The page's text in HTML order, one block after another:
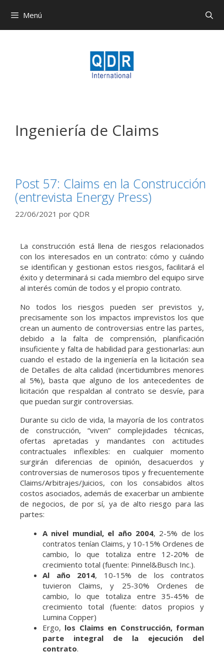
Menú
Ingeniería de Claims
Post 57: Claims en la Construcción
(entrevista Energy Press)
22/06/2021 por QDR
La construcción está llena de riesgos relacionados
con los interesados en un contrato: cómo y cuándo
se identifican y gestionan estos riesgos, facilitará el
éxito y determinará si cada miembro del equipo sirve
al interés común de todos y el propio contrato.
No todos los riesgos pueden ser previstos y,
precisamente son los impactos imprevistos los que
crean un aumento de controversias entre las partes,
debido a la falta de comprensión, planificación
insuficiente y falta de habilidad para gestionarlas: aun
cuando el estado de la ingeniería en la licitación sea
de Detalles de alta calidad (incertidumbres menores
al 5%), basta que alguno de los antecedentes de
licitación que respaldan al contrato se desvíe, para
que puedan surgir controversias.
Durante su ciclo de vida, la mayoría de los contratos
de construcción, “viven” complejidades técnicas,
ofertas apretadas y mandantes con actitudes
contractuales inflexibles: en cualquier momento
surgirán diferencias de opinión, desacuerdos y
controversias de numerosos tipos y frecuentemente
Claims/Arbitrajes/Juicios, con los consabidos altos
costos asociados, además de exacerbar un ambiente
de negocios, de por sí, ya de alto riesgo para las
partes:
A nivel mundial, el año 2004, 2-5% de los
contratos tenían Claims, y 10-15% Ordenes de
cambio, lo que totaliza entre 12-20% de
crecimiento total (fuente: Pinnel&Busch Inc.).
Al año 2014, 10-15% de los contratos
tuvieron Claims, y 25-30% Ordenes de
cambio, lo que totaliza entre 35-45% de
crecimiento total (fuente: datos propios y
Lumina Copper)
Ergo, los Claims en Construcción, forman
parte integral de la ejecución del
contrato.